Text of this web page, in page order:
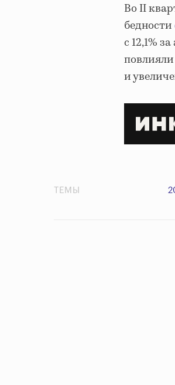
Во II
бедности
с 12,1%
и
ТЕМЫ